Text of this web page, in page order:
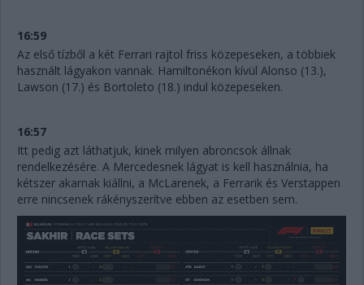
16:59
Az első tízből a két Ferrari rajtol friss közepeseken, a többiek
használt lágyakon vannak. Hamiltonékon kívül Alonso (13.),
Lawson (17.) és Bortoleto (18.) indul közepeseken.
16:57
Itt pedig azt láthatjuk, kinek milyen abroncsok állnak
rendelkezésére. A Mercedesnek lágyat is kell használnia, ha
kétszer akarnak kiállni, a McLarenek, a Ferrarik és Verstappen
erre nincsenek rákényszerítve ebben az esetben sem.